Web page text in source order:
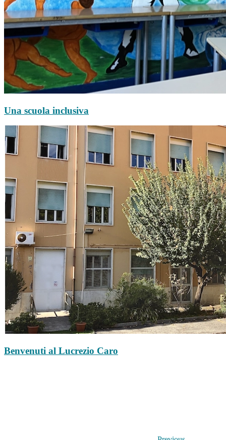
Una scuola inclusiva
Benvenuti al Lucrezio Caro